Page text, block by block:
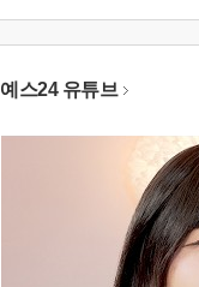
예스24 유튜브